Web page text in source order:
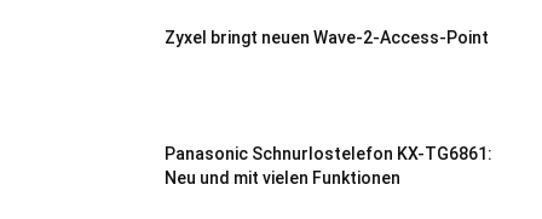
Zyxel bringt neuen Wave-2-Access-Point
Panasonic Schnurlostelefon KX-TG6861:
Neu und mit vielen Funktionen